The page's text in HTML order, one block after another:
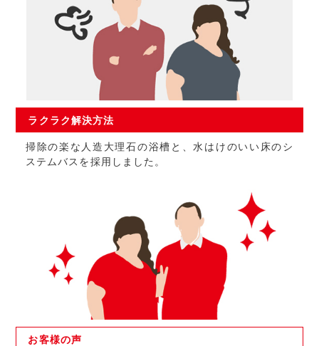
ラクラク解決方法
掃除の楽な人造大理石の浴槽と、水はけのいい床のシ
ステムバスを採用しました。
お客様の声